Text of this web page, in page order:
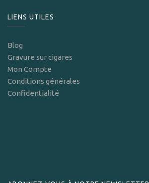
LIENS UTILES
Blog
Gravure sur cigares
Mon Compte
Conditions générales
Confidentialité